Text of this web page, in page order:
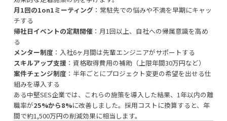
月1回の1on1ミーティング：常駐先での悩みや不満を早期にキャッ
チする
帰社日イベントの定期開催：月1回以上、自社への帰属意識を高め
る
メンター制度：入社6ヶ月間は先輩エンジニアがサポートする
スキルアップ支援 ：資格取得費用の補助（上限年間30万円など）
案件チェンジ制度：半年ごとにプロジェクト変更の希望を出せる仕
組みを導入する
ある中堅SES企業では、これらの施策を導入した結果、1年以内の離
職率が25%から8%に改善しました。採用コストに換算すると、年
間で約1,500万円の削減効果に相当します。